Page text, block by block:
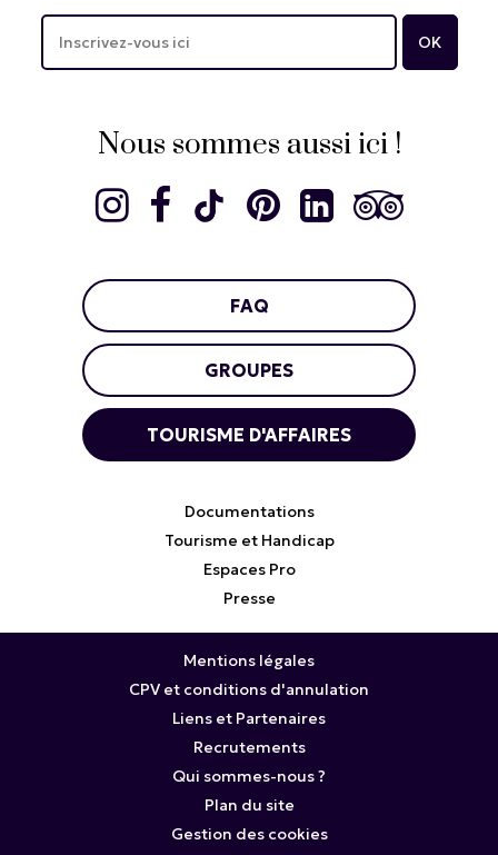
Nous sommes aussi ici !
FAQ
GROUPES
TOURISME D'AFFAIRES
Documentations
Tourisme et Handicap
Espaces Pro
Presse
Mentions légales
CPV et conditions d'annulation
Liens et Partenaires
Recrutements
Qui sommes-nous ?
Plan du site
Gestion des cookies